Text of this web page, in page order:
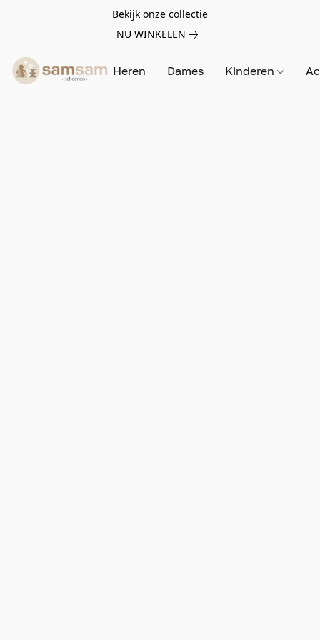
Bekijk onze collectie
NU WINKELEN
Heren Dames Kinderen